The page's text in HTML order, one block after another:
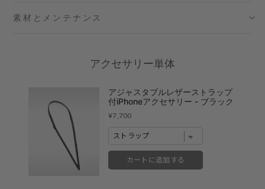
六本木ミッドタウン店
※在庫は前日までの情報です。
※売り切れやお取り置き等で在庫がない場合がございます。
※最新の在庫状況は店舗へ直接お電話下さいませ。
※各店舗の詳細は
素材とメンテナンス
アクセサリー単体
アジャスタブルレザーストラップ
付iPhoneアクセサリー - ブラック
Price
¥7,700
カートに追加する